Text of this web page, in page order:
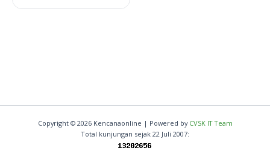
Copyright © 2026 Kencanaonline | Powered by CVSK IT Team
Total kunjungan sejak 22 Juli 2007: